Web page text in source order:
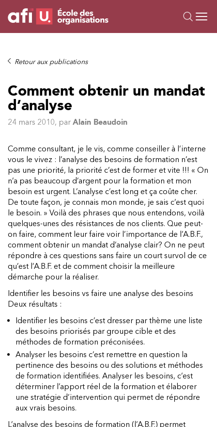
Formations
Sur mesure
À propos
Ressources
Retour aux publications
Comment obtenir un mandat
d’analyse
24 mars 2010, par Alain Beaudoin
Comme consultant, je le vis, comme conseiller à l’interne
vous le vivez : l’analyse des besoins de formation n’est
pas une priorité, la priorité c’est de former et vite !!! « On
n’a pas beaucoup d’argent pour la formation et mon
besoin est urgent. L’analyse c’est long et ça coûte cher.
De toute façon, je connais mon monde, je sais c’est quoi
le besoin. » Voilà des phrases que nous entendons, voilà
quelques-unes des résistances de nos clients. Que peut-
on faire, comment leur faire voir l’importance de l’A.B.F.,
comment obtenir un mandat d’analyse clair? On ne peut
répondre à ces questions sans faire un court survol de ce
qu’est l’A.B.F. et de comment choisir la meilleure
démarche pour la réaliser.
Identifier les besoins vs faire une analyse des besoins
Deux résultats :
Identifier les besoins c’est dresser par thème une liste
des besoins priorisés par groupe cible et des
méthodes de formation préconisées.
Analyser les besoins c’est remettre en question la
pertinence des besoins ou des solutions et méthodes
de formation identifiées. Analyser les besoins, c’est
déterminer l’apport réel de la formation et élaborer
une stratégie d’intervention qui permet de répondre
aux vrais besoins.
L’analyse des besoins de formation (l’A.B.F.) permet